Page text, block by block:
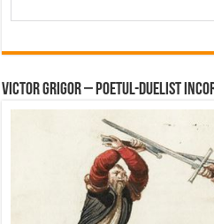
Victor Grigor – Poetul-Duelist